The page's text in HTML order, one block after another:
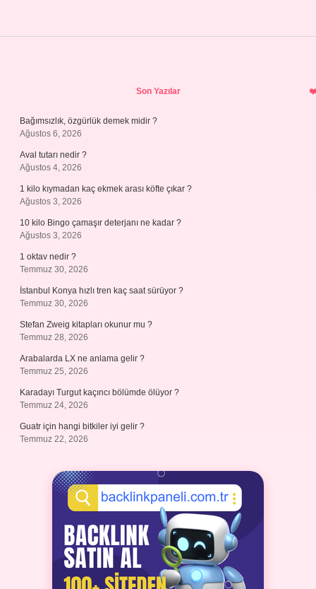
Son Yazılar
Bağımsızlık, özgürlük demek midir ?
Ağustos 6, 2026
Aval tutarı nedir ?
Ağustos 4, 2026
1 kilo kıymadan kaç ekmek arası köfte çıkar ?
Ağustos 3, 2026
10 kilo Bingo çamaşır deterjanı ne kadar ?
Ağustos 3, 2026
1 oktav nedir ?
Temmuz 30, 2026
İstanbul Konya hızlı tren kaç saat sürüyor ?
Temmuz 30, 2026
Stefan Zweig kitapları okunur mu ?
Temmuz 28, 2026
Arabalarda LX ne anlama gelir ?
Temmuz 25, 2026
Karadayı Turgut kaçıncı bölümde ölüyor ?
Temmuz 24, 2026
Guatr için hangi bitkiler iyi gelir ?
Temmuz 22, 2026